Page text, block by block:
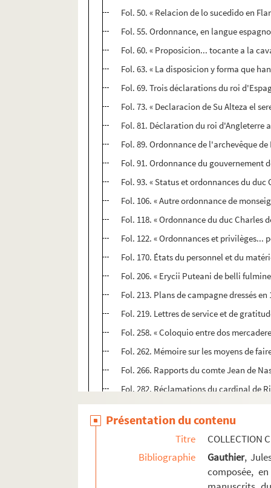
Fol. 50. « Relacion de lo sucedido en
Fol. 55. Ordonnance, en langue
Fol. 60. « Proposicion... tocante a la
Fol. 63. « La disposicion y forma que
Fol. 69. Trois déclarations du roi
Fol. 73. « Declaracion de Su Alteza el
Fol. 81. Déclaration du roi d'Angleterre
Fol. 89. Ordonnance de l'archevêque
Fol. 91. Ordonnance du gouvernement
Fol. 93. « Status et ordonnances du
Fol. 106. « Autre ordonnance de
Fol. 118. « Ordonnance du duc Charles
Fol. 122. « Ordonnances et privilèges...
Fol. 170. États du personnel et du
Fol. 206. « Erycii Puteani de belli
Fol. 213. Plans de campagne dressés
Fol. 219. Lettres de service et de
Fol. 258. « Coloquio entre dos
Fol. 262. Mémoire sur les moyens de
Fol. 266. Rapports du comte Jean de
Fol. 282. Réclamations du cardinal de
Fol. 291. Deux mémoires, en langue
Fol. 299 vo. « Le vrai poutraict de cette
Fol. 301. « Poincts considérables sur
Fol. 305. « Description particulière du
Fol. 307. « Touchant le canal de
Présentation du contenu
Titre
COLLECTION
Bibliographie
Gauthier,
composée,